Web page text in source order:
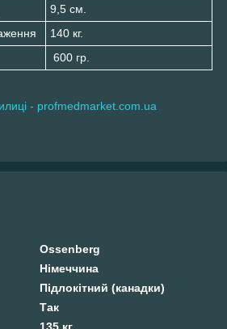
9,5 см.
140 кг.
600 гр.
- profmedmarket.com.ua
Ossenberg
Німеччина
Підлокітний (канадки)
Так
135 кг